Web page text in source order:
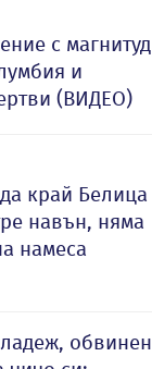
с магнитуд
и
(ВИДЕО)
край Белица
навън, няма
намеса
обвинен